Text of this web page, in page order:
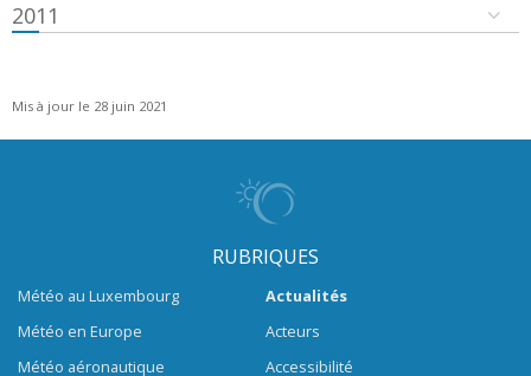
2011
Mis à jour le 28 juin 2021
RUBRIQUES
Météo au Luxembourg
Météo en Europe
Météo aéronautique
Actualités
Acteurs
Accessibilité